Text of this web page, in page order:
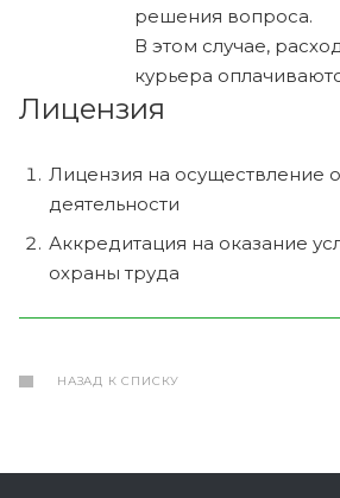
решения вопроса.
В этом случае,
курьера
Лицензия
Лицензия на осуществление
деятельности
Аккредитация на оказание
охраны труда
НАЗАД К СПИСКУ